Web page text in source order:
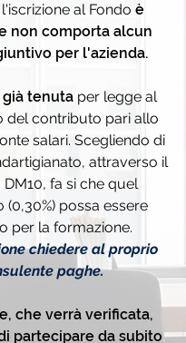
al Fondo è
non comporta alcun
per l'azienda.
già tenutaper legge al
del contributo pari allo
salari. Scegliendo di
attraverso il
fa si che quel
possa essere
per la formazione.
chiedere al proprio
paghe.
che verrà verificata,
partecipare da subito